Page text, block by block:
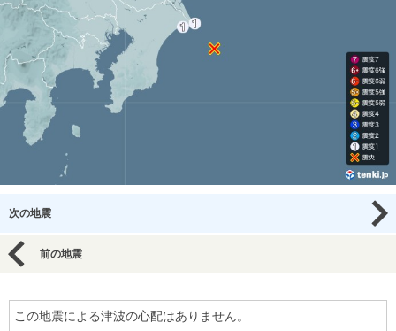
次の地震
前の地震
この地震による津波の心配はありません。